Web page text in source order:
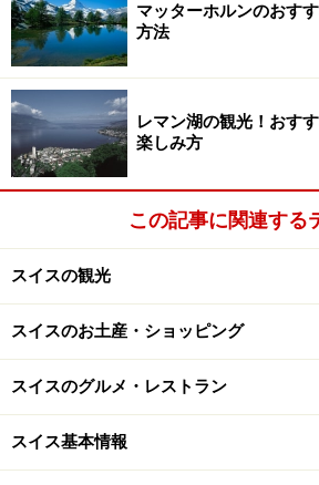
マッターホルンのおす
方法
レマン湖の観光！おす
楽しみ方
この記事に関連する
スイスの観光
スイスのお土産・ショッピング
スイスのグルメ・レストラン
スイス基本情報